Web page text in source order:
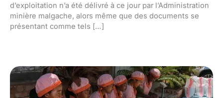
d’exploitation n’a été délivré à ce jour par l’Administration
minière malgache, alors même que des documents se
présentant comme tels […]